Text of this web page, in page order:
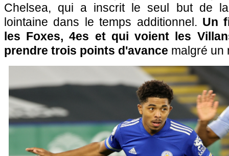
Chelsea, qui a inscrit le seul but de
lointaine dans le temps additionnel. Un
les Foxes, 4es et qui voient les
prendre trois points d'avance malgré un